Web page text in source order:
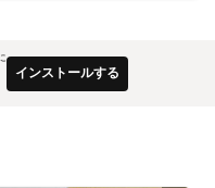
インストールする